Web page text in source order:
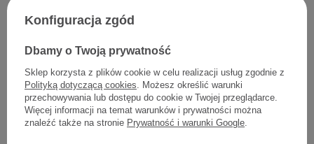
- +
Dodaj do listy zakupowej
L'OREAL POLSKA
Konfiguracja zgód
Dbamy o Twoją prywatność
Sklep korzysta z plików cookie w celu realizacji usług zgodnie z
Polityką dotyczącą cookies. Możesz określić warunki
przechowywania lub dostępu do cookie w Twojej przeglądarce.
Więcej informacji na temat warunków i prywatności można
znaleźć także na stronie Prywatność i warunki Google.